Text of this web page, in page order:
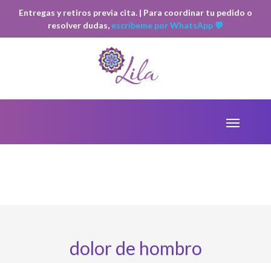
Entregas y retiros previa cita. | Para coordinar tu pedido o
resolver dudas, escríbeme por WhatsApp 💬
dolor de hombro